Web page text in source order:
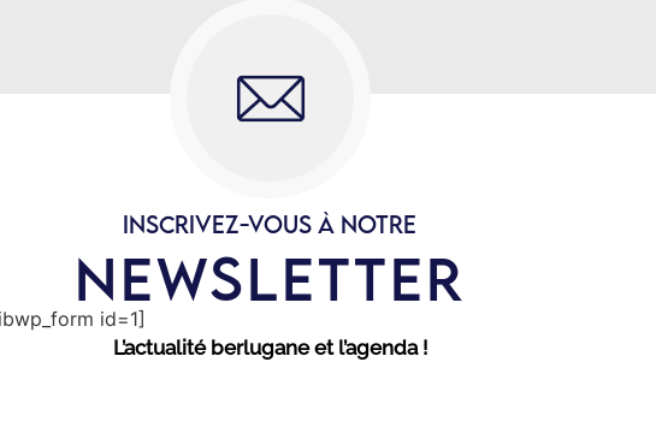
INSCRIVEZ-VOUS À NOTRE
NEWSLETTER
id=1]
L’actualité berlugane et l’agenda !